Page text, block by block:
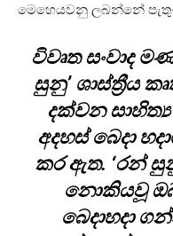
මෙහෙයවනු ලබන්නේ
විවෘත සංවාද
සුනු’ ශාස්ත්‍රීය
දක්වන
අදහස් බෙදා
කර ඇත. ‘රන්
නොකියවූ ඔබ
බෙදාහදා